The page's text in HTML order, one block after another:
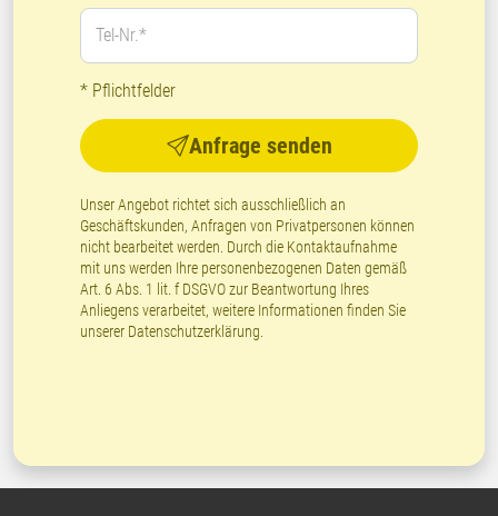
Tel-Nr.*
* Pflichtfelder
Anfrage senden
Unser Angebot richtet sich ausschließlich an
Geschäftskunden, Anfragen von Privatpersonen können
nicht bearbeitet werden. Durch die Kontaktaufnahme
mit uns werden Ihre personenbezogenen Daten gemäß
Art. 6 Abs. 1 lit. f DSGVO zur Beantwortung Ihres
Anliegens verarbeitet, weitere Informationen finden Sie
unserer Datenschutzerklärung